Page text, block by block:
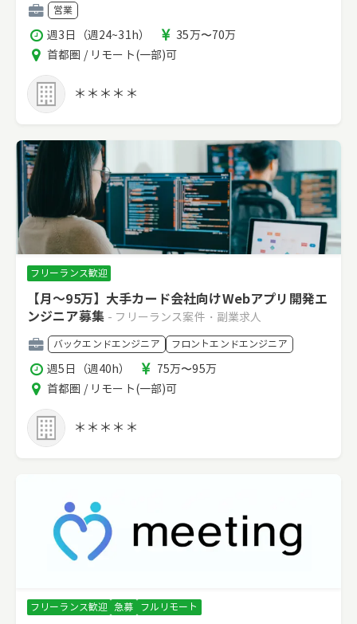
職
種
営業
稼
働
時
間
週3日（週24~31h）
報
酬
35万〜70万
エ
ア
首都圏 / リモート(一部)可
＊＊＊＊＊
フリーランス歓迎
【月～95万】大手カード会社向けWebアプリ開発エ
ンジニア募集 - フリーランス案件・副業求人
職
種
バックエンドエンジニア フロントエンドエンジニア
稼
働
時
間
週5日（週40h）
報
酬
75万〜95万
エ
ア
首都圏 / リモート(一部)可
＊＊＊＊＊
フリーランス歓迎 急募 フルリモート